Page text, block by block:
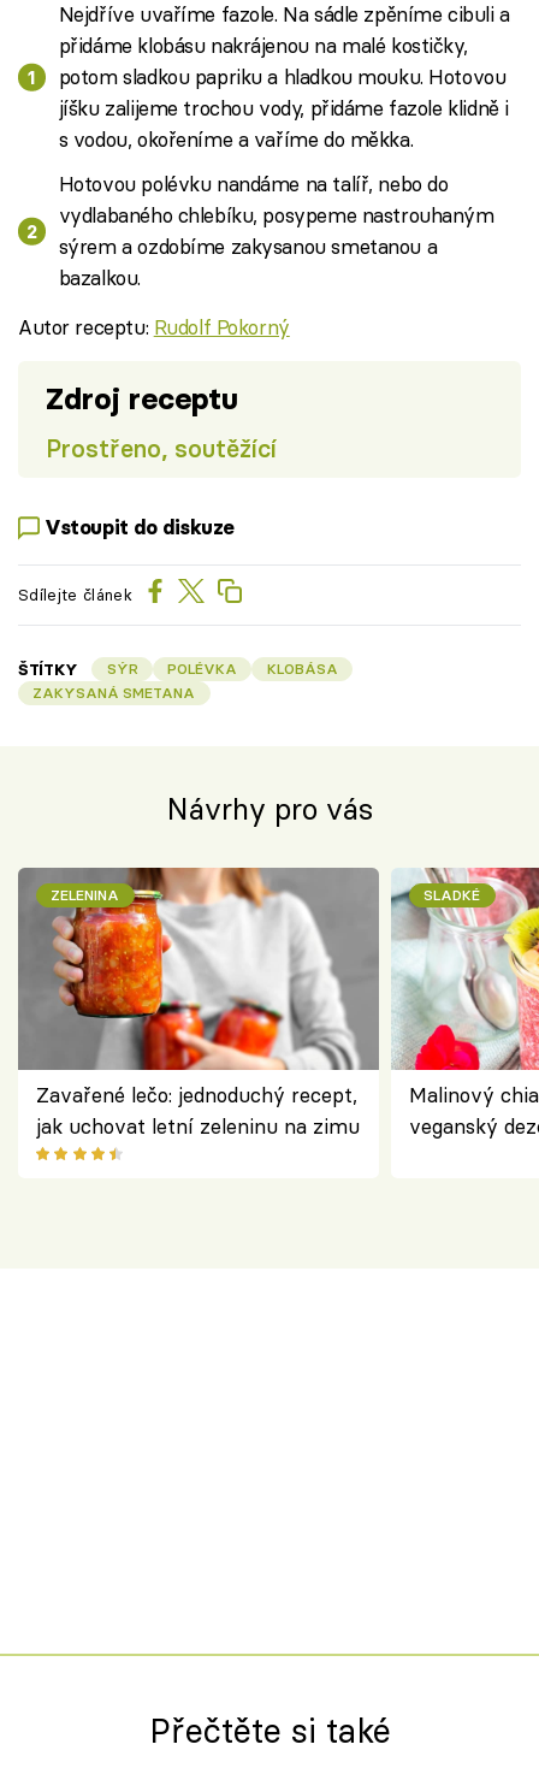
Nejdříve uvaříme fazole. Na sádle zpěníme cibuli a
přidáme klobásu nakrájenou na malé kostičky,
potom sladkou papriku a hladkou mouku. Hotovou
jíšku zalijeme trochou vody, přidáme fazole klidně i
s vodou, okořeníme a vaříme do měkka.
Hotovou polévku nandáme na talíř, nebo do
vydlabaného chlebíku, posypeme nastrouhaným
sýrem a ozdobíme zakysanou smetanou a
bazalkou.
Autor receptu: Rudolf Pokorný
Zdroj receptu
Prostřeno, soutěžící
Vstoupit do diskuze
Sdílejte článek
ŠTÍTKY SÝR POLÉVKA
KLOBÁSA
ZAKYSANÁ SMETANA
Návrhy pro vás
ZELENINA
Zavařené lečo: jednoduchý recept,
jak uchovat letní zeleninu na zimu
SLADKÉ
Malinový
veganský
Přečtěte si také